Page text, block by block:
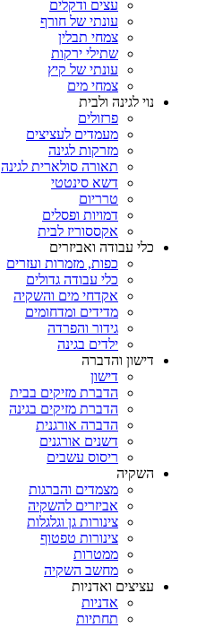
עצים ודקלים
עונתי של חורף
צמחי תבלין
שתילי ירקות
עונתי של קיץ
צמחי מים
נוי לגינה ולבית
פרזולים
מעמדים לעציצים
מזרקות לגינה
תאורה סולארית לגינה
דשא סינטטי
טרריום
דמויות ופסלים
אקססוריז לבית
כלי עבודה ואביזרים
כפות, מזמרות ועזרים
כלי עבודה גדולים
אקדחי מים והשקיה
מדידים ומדחומים
גידור והפרדה
ילדים בגינה
דישון והדברה
דישון
הדברת מזיקים בבית
הדברת מזיקים בגינה
הדברה אורגנית
דשנים אורגנים
ריסוס עשבים
השקיה
מצמדים והברגות
אביזרים להשקיה
צינורות גן וגלגלות
צינורות טפטוף
ממטרות
מחשב השקיה
עציצים ואדניות
אדניות
תחתיות